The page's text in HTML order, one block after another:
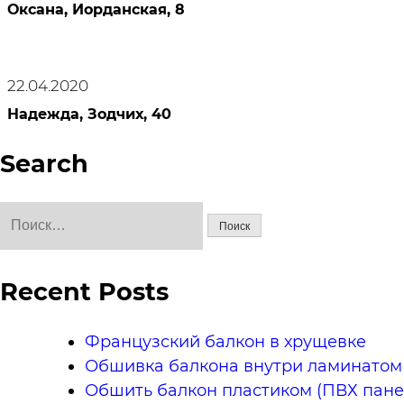
Оксана, Иорданская, 8
22.04.2020
Надежда, Зодчих, 40
Search
Recent Posts
Французский балкон в хрущевке
Обшивка балкона внутри ламинатом
Обшить балкон пластиком (ПВХ